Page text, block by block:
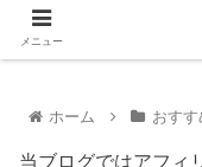
ホーム おす
当ブログではアフィ
メニュー